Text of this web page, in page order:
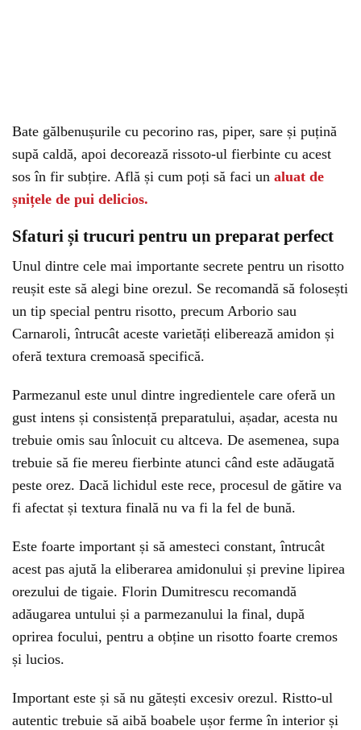
Bate gălbenușurile cu pecorino ras, piper, sare și puțină
supă caldă, apoi decorează rissoto-ul fierbinte cu acest
sos în fir subțire. Află și cum poți să faci un aluat de
șnițele de pui delicios.
Sfaturi și trucuri pentru un preparat perfect
Unul dintre cele mai importante secrete pentru un risotto
reușit este să alegi bine orezul. Se recomandă să folosești
un tip special pentru risotto, precum Arborio sau
Carnaroli, întrucât aceste varietăți eliberează amidon și
oferă textura cremoasă specifică.
Parmezanul este unul dintre ingredientele care oferă un
gust intens și consistență preparatului, așadar, acesta nu
trebuie omis sau înlocuit cu altceva. De asemenea, supa
trebuie să fie mereu fierbinte atunci când este adăugată
peste orez. Dacă lichidul este rece, procesul de gătire va
fi afectat și textura finală nu va fi la fel de bună.
Este foarte important și să amesteci constant, întrucât
acest pas ajută la eliberarea amidonului și previne lipirea
orezului de tigaie. Florin Dumitrescu recomandă
adăugarea untului și a parmezanului la final, după
oprirea focului, pentru a obține un risotto foarte cremos
și lucios.
Important este și să nu gătești excesiv orezul. Ristto-ul
autentic trebuie să aibă boabele ușor ferme în interior și